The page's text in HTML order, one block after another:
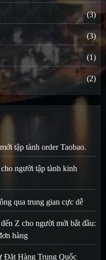
(3)
(3)
(1)
(2)
tập tành order Taobao.
người tập tành kinh
qua trung gian cực dễ
Z cho người mới bắt đầu:
hàng
Đặt Hàng Trung Quốc